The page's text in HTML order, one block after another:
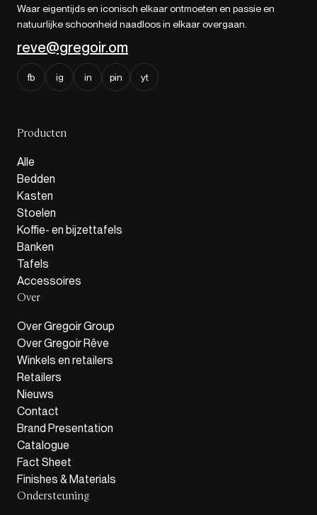
Waar eigentijds en iconisch elkaar ontmoeten en passie en
natuurlijke schoonheid naadloos in elkaar overgaan.
reve@gregoir.om
fb ig in pin yt
Producten
Alle
Bedden
Kasten
Stoelen
Koffie- en bijzettafels
Banken
Tafels
Accessoires
Over
Over Gregoir Group
Over Gregoir Rêve
Winkels en retailers
Retailers
Nieuws
Contact
Brand Presentation
Catalogue
Fact Sheet
Finishes & Materials
Ondersteuning